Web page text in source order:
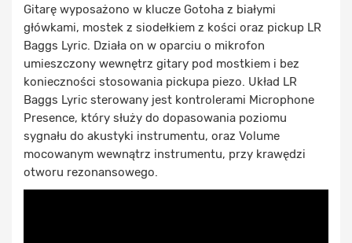
Gitarę wyposażono w klucze Gotoha z białymi
główkami, mostek z siodełkiem z kości oraz pickup LR
Baggs Lyric. Działa on w oparciu o mikrofon
umieszczony wewnętrz gitary pod mostkiem i bez
konieczności stosowania pickupa piezo. Układ LR
Baggs Lyric sterowany jest kontrolerami Microphone
Presence, który służy do dopasowania poziomu
sygnału do akustyki instrumentu, oraz Volume
mocowanym wewnątrz instrumentu, przy krawędzi
otworu rezonansowego.